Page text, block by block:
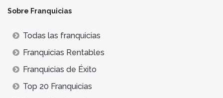
Sobre Franquicias
Todas las franquicias
Franquicias Rentables
Franquicias de Éxito
Top 20 Franquicias